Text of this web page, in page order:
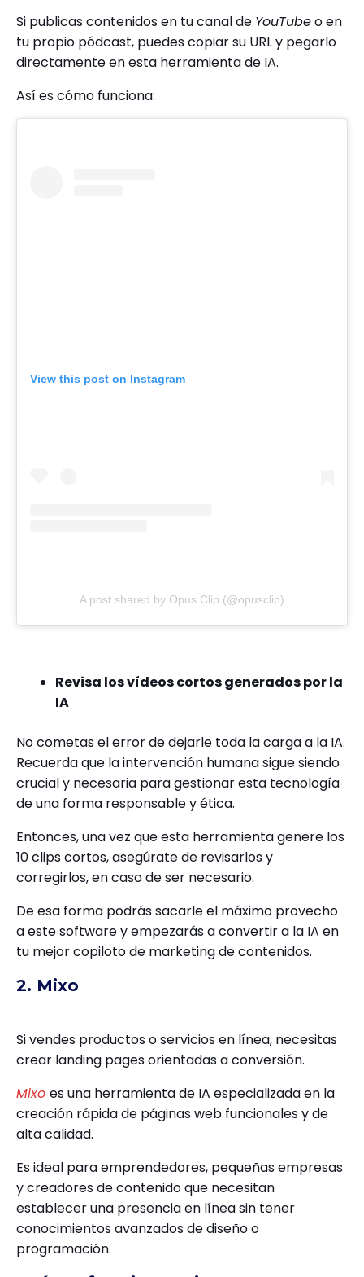
Si publicas contenidos en tu canal de YouTubeo en
tu propio pódcast, puedes copiar su URL y pegarlo
directamente en esta herramienta de IA.
Así es cómo funciona:
View this post on Instagram
A post shared by Opus Clip (@opusclip)
Revisa los vídeos cortos generados por la
IA
No cometas el error de dejarle toda la carga a la IA.
Recuerda que la intervención humana sigue siendo
crucial y necesaria para gestionar esta tecnología
de una forma responsable y ética.
Entonces, una vez que esta herramienta genere los
10 clips cortos, asegúrate de revisarlos y
corregirlos, en caso de ser necesario.
De esa forma podrás sacarle el máximo provecho
a este software y empezarás a convertir a la IA en
tu mejor copiloto de marketing de contenidos.
2. Mixo
Si vendes productos o servicios en línea, necesitas
crear landing pages orientadas a conversión.
Mixo es una herramienta de IA especializada en la
creación rápida de páginas web funcionales y de
alta calidad.
Es ideal para emprendedores, pequeñas empresas
y creadores de contenido que necesitan
establecer una presencia en línea sin tener
conocimientos avanzados de diseño o
programación.